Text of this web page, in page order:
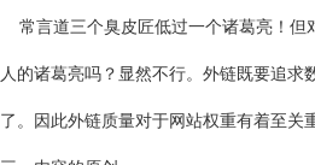
常言道三个臭皮匠低过一个诸葛亮！但
人的诸葛亮吗？显然不行。外链既要追
了。因此外链质量对于网站权重有着至